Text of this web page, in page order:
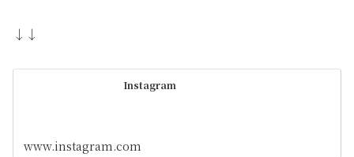
↓↓
Instagram
www.instagram.com